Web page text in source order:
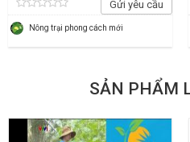
Gửi yêu cầu
Nông trại phong cách mới
SẢN PHẨM